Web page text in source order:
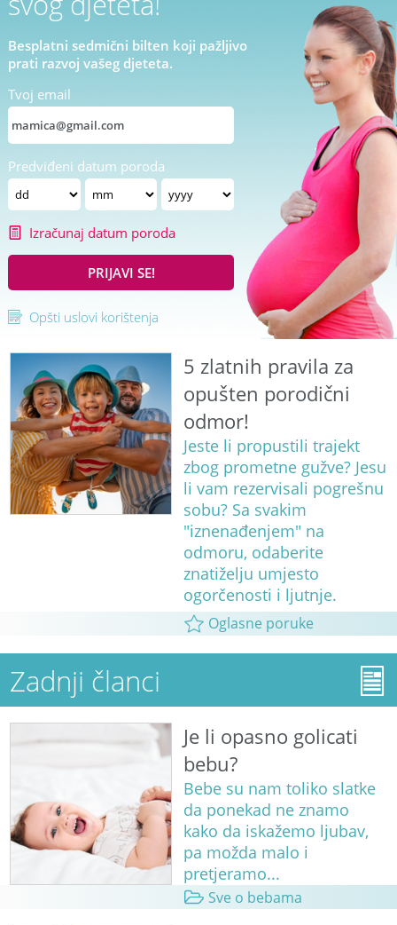
Besplatni sedmični bilten koji pažljivo
prati razvoj vašeg djeteta.
Tvoj email
Predviđeni datum poroda
Izračunaj datum poroda
PRIJAVI SE!
Opšti uslovi korištenja
5 zlatnih pravila za
opušten porodični
odmor!
Jeste li propustili trajekt
zbog prometne gužve? Jesu
li vam rezervisali pogrešnu
sobu? Sa svakim
"iznenađenjem" na
odmoru, odaberite
znatiželju umjesto
ogorčenosti i ljutnje.
Oglasne poruke
Zadnji članci
Je li opasno golicati
bebu?
Bebe su nam toliko slatke
da ponekad ne znamo
kako da iskažemo ljubav,
pa možda malo i
pretjeramo...
Sve o bebama